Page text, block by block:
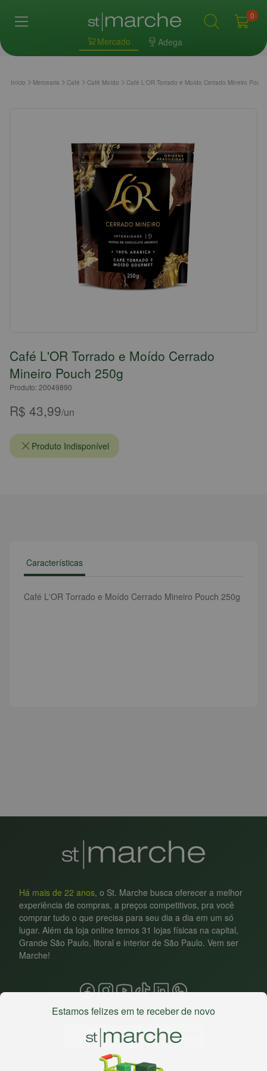
Mercado Adega
0
Início Mercearia Café Café Moído Café L'OR Torrado e Moído Cerrado Mineiro
Café L'OR Torrado e Moído Cerrado
Mineiro Pouch 250g
Produto: 20049890
R$ 43,99/un
Produto Indisponível
Características
Café L'OR Torrado e Moído Cerrado Mineiro Pouch 250g
Há mais de 22 anos, o St. Marche busca oferecer a melhor
experiência de compras, a preços competitivos, pra você
comprar tudo o que precisa para seu dia a dia em um só
lugar. Além da loja online temos 31 lojas físicas na capital,
Grande São Paulo, litoral e interior de São Paulo. Vem ser
Marche!
Baixe nosso app
Estamos felizes em te receber de novo